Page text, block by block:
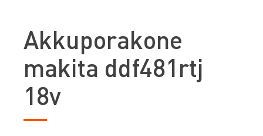
Akkuporakone
makita ddf481rtj
18v